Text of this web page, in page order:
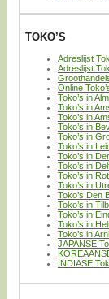
TOKO’S
Adreslijst
Adreslijst
Online
Toko’s in
Toko’s in
Toko’s in
Toko’s in
Toko’s in
Toko’s in
Toko’s in
Toko’s in
Toko’s in
Toko’s in
Toko’s Den
Toko’s in
Toko’s in
Toko’s in
Toko’s in
JAPANSE
INDIASE